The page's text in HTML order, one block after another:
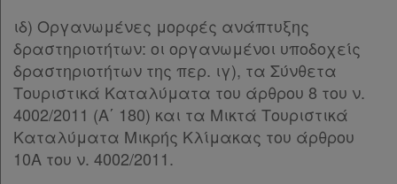
Παρ.11
Παρ.12
Άρθρο 35
Άρθρο 36
Άρθρο 37
Άρθρο 38
Άρθρο 39
ιδ) Οργανωμένες μορφές ανάπτυξης
δραστηριοτήτων: οι οργανωμένοι υποδοχείς
δραστηριοτήτων της περ. ιγ), τα Σύνθετα
Τουριστικά Καταλύματα του άρθρου 8 του ν.
4002/2011 (Α΄ 180) και τα Μικτά Τουριστικά
Καταλύματα Μικρής Κλίμακας του άρθρου
10Α του ν. 4002/2011.